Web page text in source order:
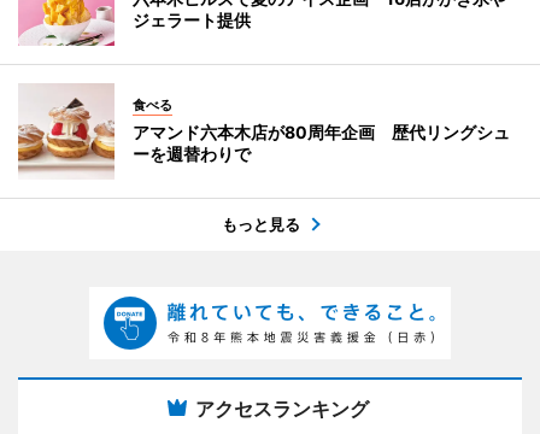
ジェラート提供
食べる
アマンド六本木店が80周年企画 歴代リングシュ
ーを週替わりで
もっと見る
アクセスランキング